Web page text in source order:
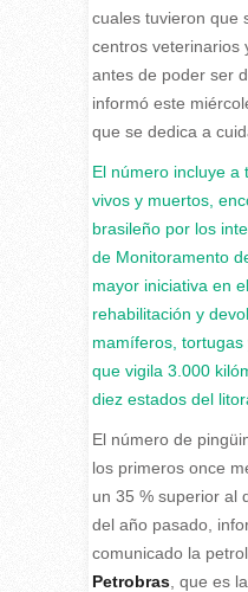
cuales tuvieron que
centros veterinarios
antes de poder ser
informó este
que se dedica a
El número incluye a
vivos y muertos,
brasileño por los
de Monitoramento
mayor iniciativa en
rehabilitación y
mamíferos,
que vigila 3.000
diez estados del
El número de
los primeros once
un 35 % superior al
del año pasado,
comunicado la
Petrobras, que es